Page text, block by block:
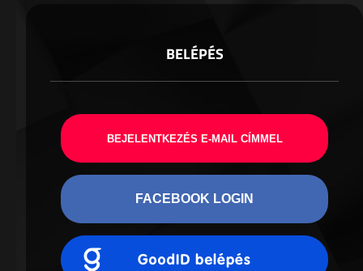
BELÉPÉS
BEJELENTKEZÉS E-MAIL CÍMMEL
FACEBOOK LOGIN